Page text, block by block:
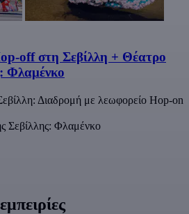
off στη Σεβίλλη + Θέατρο
Φλαμένκο
Διαδρομή με λεωφορείο Hop-on
Σεβίλλης: Φλαμένκο